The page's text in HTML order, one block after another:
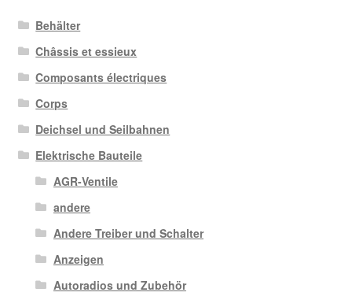
Behälter
Châssis et essieux
Composants électriques
Corps
Deichsel und Seilbahnen
Elektrische Bauteile
AGR-Ventile
andere
Andere Treiber und Schalter
Anzeigen
Autoradios und Zubehör